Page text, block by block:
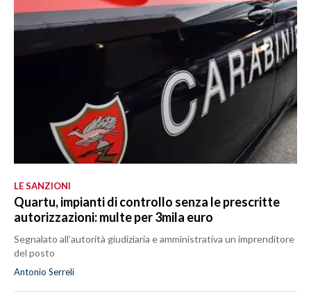
LE SANZIONI
Quartu, impianti di controllo senza le prescritte
autorizzazioni: multe per 3mila euro
Segnalato all’autorità giudiziaria e amministrativa un imprenditore
del posto
Antonio Serreli